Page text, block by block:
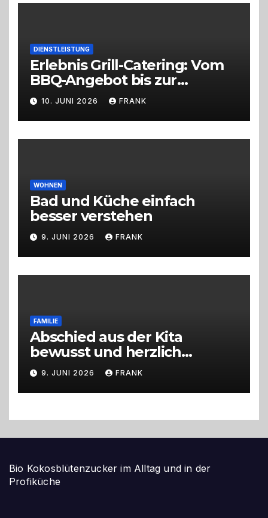
DIENSTLEISTUNG
Erlebnis Grill-Catering: Vom
BBQ-Angebot bis zur
perfekten Eventorganisation
Trend zu Outdoor-Events,
Erlebnisgastronomie und
Live-Cooking
10. JUNI 2026 FRANK
WOHNEN
Bad und Küche einfach
besser verstehen
9. JUNI 2026 FRANK
FAMILIE
Abschied aus der Kita
bewusst und herzlich
gestalten
9. JUNI 2026 FRANK
Bio Kokosblütenzucker im Alltag und in der
Profiküche